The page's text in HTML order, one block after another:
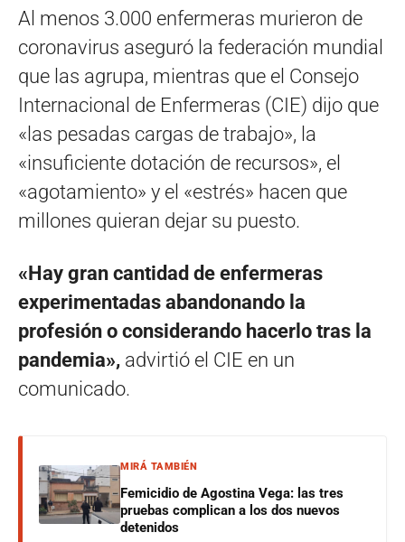
Al menos 3.000 enfermeras murieron de
coronavirus aseguró la federación mundial
que las agrupa, mientras que el Consejo
Internacional de Enfermeras (CIE) dijo que
«las pesadas cargas de trabajo», la
«insuficiente dotación de recursos», el
«agotamiento» y el «estrés» hacen que
millones quieran dejar su puesto.
«Hay gran cantidad de enfermeras
experimentadas abandonando la
profesión o considerando hacerlo tras la
pandemia», advirtió el CIE en un
comunicado.
MIRÁ TAMBIÉN
Femicidio de Agostina Vega: las tres
pruebas complican a los dos nuevos
detenidos